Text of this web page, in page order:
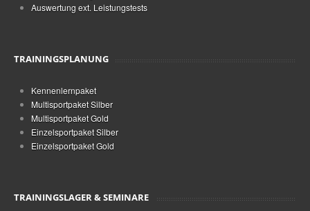
Auswertung ext. Leistungstests
TRAININGSPLANUNG
Kennenlernpaket
Multisportpaket Silber
Multisportpaket Gold
Einzelsportpaket Silber
Einzelsportpaket Gold
TRAININGSLAGER & SEMINARE